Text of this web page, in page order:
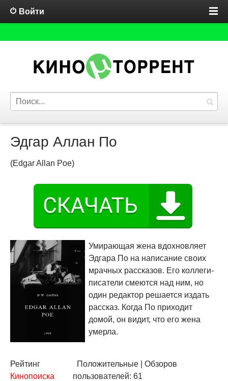
Войти
Эдгар Аллан По
(Edgar Allan Poe)
Умирающая жена вдохновляет
Эдгара По на написание своих
мрачных рассказов. Его коллеги-
писатели смеются над ним, но
один редактор решается издать
рассказ. Когда По приходит
домой, он видит, что его жена
умерла.
Рейтинг
Кинопоиска
Положительные | Обзоров
пользователей: 61